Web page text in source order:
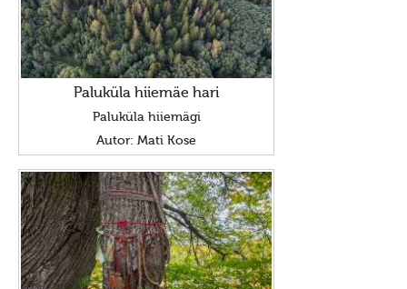
Kooljakuu
Jõulukuu
Liikuvad pyhad
Taarausust
Taarausulistest. Kaupo Deemant
Kustas Utuste elutöö peatähiseid
Taaralastest ja Kustas Utuste kirjakogust. Küllo
Arjakas
Paluküla hiiemäe hari
Paluküla hiiemägi
Autor: Mati Kose